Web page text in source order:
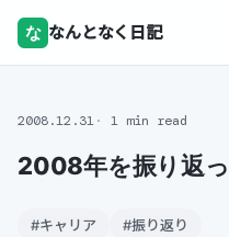
な なんとなく日記
2008.12.31 1 min read
2008年を振り返
#キャリア #振り返り